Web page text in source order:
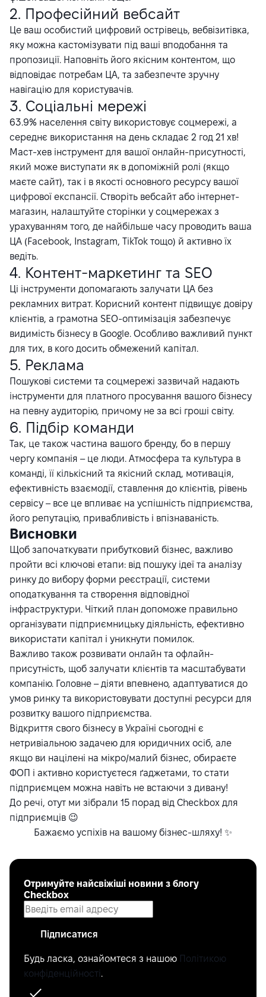
2. Професійний вебсайт
Це ваш особистий цифровий острівець, вебвізитівка,
яку можна кастомізувати під ваші вподобання та
пропозиції. Наповніть його якісним контентом, що
відповідає потребам ЦА, та забезпечте зручну
навігацію для користувачів.
3. Соціальні мережі
63.9% населення світу використовує соцмережі, а
середнє використання на день складає 2 год 21 хв!
Маст-хев інструмент для вашої онлайн-присутності,
який може виступати як в допоміжній ролі (якщо
маєте сайт), так і в якості основного ресурсу вашої
цифрової експансії. Створіть вебсайт або інтернет-
магазин, налаштуйте сторінки у соцмережах з
урахуванням того, де найбільше часу проводить ваша
ЦА (Facebook, Instagram, TikTok тощо) й активно їх
ведіть.
4. Контент-маркетинг та SEO
Ці інструменти допомагають залучати ЦА без
рекламних витрат. Корисний контент підвищує довіру
клієнтів, а грамотна SEO-оптимізація забезпечує
видимість бізнесу в Google. Особливо важливий пункт
для тих, в кого досить обмежений капітал.
5. Реклама
Пошукові системи та соцмережі зазвичай надають
інструменти для платного просування вашого бізнесу
на певну аудиторію, причому не за всі гроші світу.
6. Підбір команди
Так, це також частина вашого бренду, бо в першу
чергу компанія – це люди. Атмосфера та культура в
команді, її кількісний та якісний склад, мотивація,
ефективність взаємодії, ставлення до клієнтів, рівень
сервісу – все це впливає на успішність підприємства,
його репутацію, привабливість і впізнаваність.
Висновки
Щоб започаткувати прибутковий бізнес, важливо
пройти всі ключові етапи: від пошуку ідеї та аналізу
ринку до вибору форми реєстрації, системи
оподаткування та створення відповідної
інфраструктури. Чіткий план допоможе правильно
організувати підприємницьку діяльність, ефективно
використати капітал і уникнути помилок.
Важливо також розвивати онлайн та офлайн-
присутність, щоб залучати клієнтів та масштабувати
компанію. Головне – діяти впевнено, адаптуватися до
умов ринку та використовувати доступні ресурси для
розвитку вашого підприємства.
Відкриття свого бізнесу в Україні сьогодні є
нетривіальною задачею для юридичних осіб, але
якщо ви націлені на мікро/малий бізнес, обираєте
ФОП і активно користуєтеся ґаджетами, то стати
підприємцем можна навіть не встаючи з дивану!
До речі, отут ми зібрали 15 порад від Checkbox для
підприємців 😉
Бажаємо успіхів на вашому бізнес-шляху! ✨
Отримуйте найсвіжіші новини з блогу
Checkbox
Підписатися
Будь ласка, ознайомтеся з нашою Політикою
конфіденційності.